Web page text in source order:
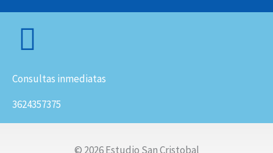
Consultas inmediatas
3624357375
© 2026 Estudio San Cristobal